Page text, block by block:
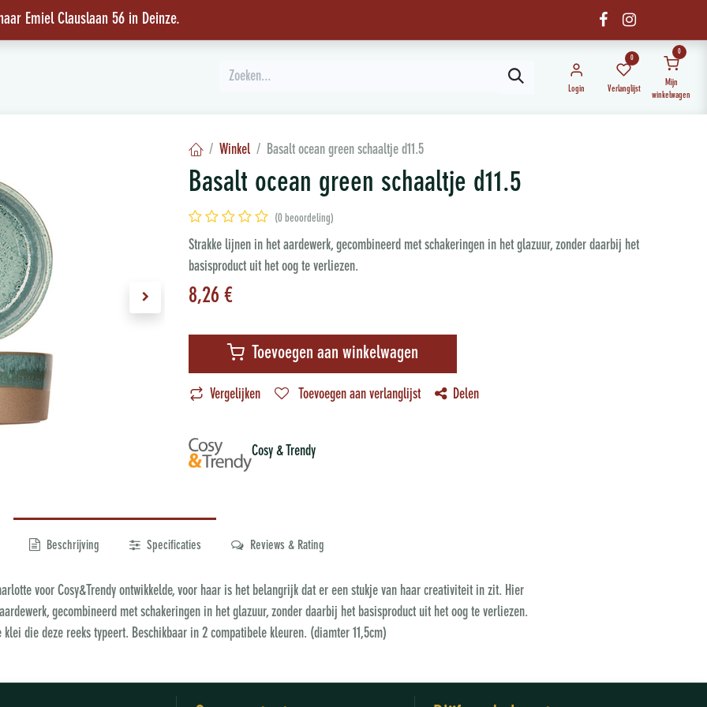
Emiel Clauslaan 56 in Deinze.
Login
0
Verlanglijst
0
Mijn
winkelwagen
Winkel Basalt ocean green schaaltje d11.5
Basalt ocean green schaaltje d11.5
(0 beoordeling)
Strakke lijnen in het aardewerk, gecombineerd met schakeringen in het glazuur, zonder daarbij het
basisproduct uit het oog te verliezen.
8,26 €
Toevoegen aan winkelwagen
Vergelijken Toevoegen aan verlanglijst Delen
Cosy & Trendy
Beschrijving Specificaties Reviews & Rating
voor Cosy&Trendy ontwikkelde, voor haar is het belangrijk dat er een stukje van haar creativiteit in zit. Hier
gecombineerd met schakeringen in het glazuur, zonder daarbij het basisproduct uit het oog te verliezen.
die deze reeks typeert. Beschikbaar in 2 compatibele kleuren. (diamter 11,5cm)